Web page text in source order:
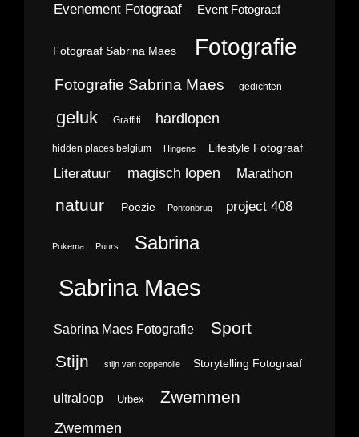
Evenement Fotograaf Event Fotograaf
Fotograaf Sabrina Maes Fotografie
Fotografie Sabrina Maes gedichten
geluk Graffiti hardlopen
hidden places belgium Hingene Lifestyle Fotograaf
Literatuur magisch lopen Marathon
natuur Poezie Pontonbrug project 408
Pukema Puurs Sabrina
Sabrina Maes
Sabrina Maes Fotografie Sport
Stijn stijn van coppenolle Storytelling Fotograaf
ultraloop Urbex Zwemmen
Zwemmen